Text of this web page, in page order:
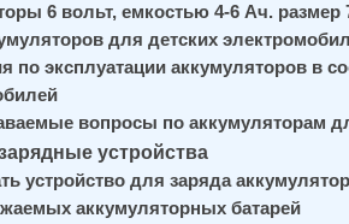
6 вольт, емкостью 4-6 Ач. размер
для детских
по эксплуатации аккумуляторов в
вопросы по аккумуляторам
устройства
устройство для заряда
аккумуляторных батарей